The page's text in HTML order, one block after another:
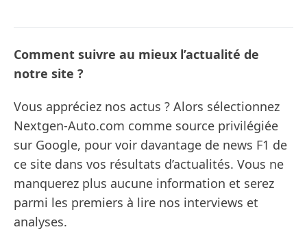
Comment suivre au mieux l’actualité de
notre site ?
Vous appréciez nos actus ? Alors sélectionnez
Nextgen-Auto.com comme source privilégiée
sur Google, pour voir davantage de news F1 de
ce site dans vos résultats d’actualités. Vous ne
manquerez plus aucune information et serez
parmi les premiers à lire nos interviews et
analyses.